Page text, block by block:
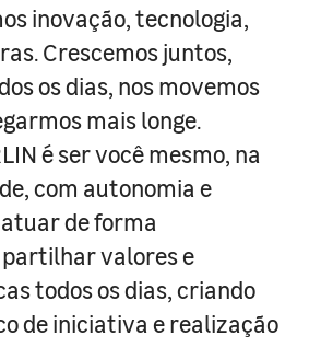
inovação, tecnologia,
Crescemos juntos,
os dias, nos movemos
mais longe.
é ser você mesmo, na
com autonomia e
de forma
valores e
todos os dias, criando
de iniciativa e realização